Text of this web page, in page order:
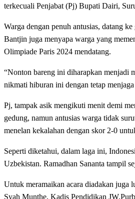
terkecuali Penjabat (Pj) Bupati Dairi,
Warga dengan penuh antusias, datang
Bantjin juga menyapa warga yang
Olimpiade Paris 2024 mendatang.
“Nonton bareng ini diharapkan menjadi
nikmati hiburan ini dengan tetap
Pj, tampak asik mengikuti menit demi
gedung, namun antusias warga tidak
menelan kekalahan dengan skor 2-0
Seperti diketahui, dalam laga ini,
Uzbekistan. Ramadhan Sananta tampil
Untuk meramaikan acara diadakan juga
Syah Munthe, Kadis Pendidikan